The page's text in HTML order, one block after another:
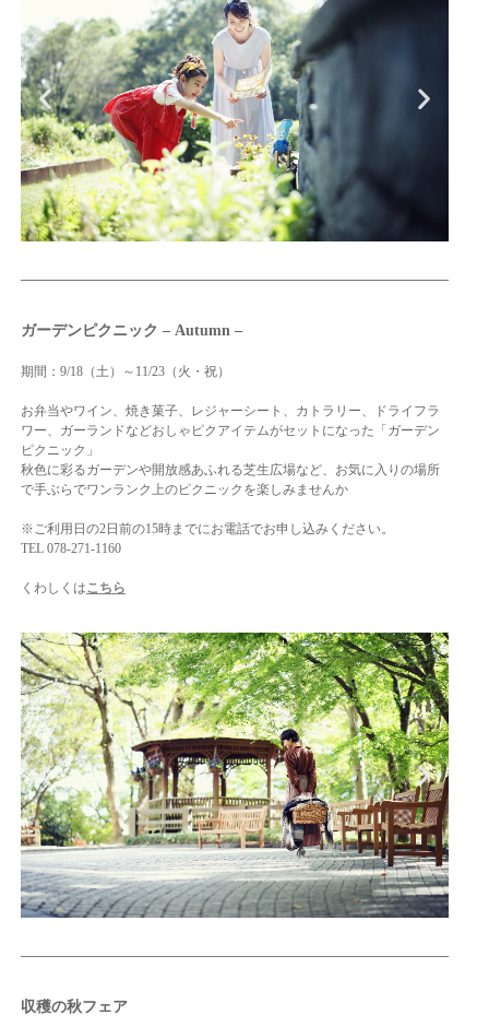
ガーデンピクニック – Autumn –
期間：9/18（土）～11/23（火・祝）
お弁当やワイン、焼き菓子、レジャーシート、カトラリー、ドライフラ
ワー、ガーランドなどおしゃピクアイテムがセットになった「ガーデン
ピクニック」
秋色に彩るガーデンや開放感あふれる芝生広場など、お気に入りの場所
で手ぶらでワンランク上のピクニックを楽しみませんか
※ご利用日の2日前の15時までにお電話でお申し込みください。
TEL 078-271-1160
くわしくはこちら
収穫の秋フェア